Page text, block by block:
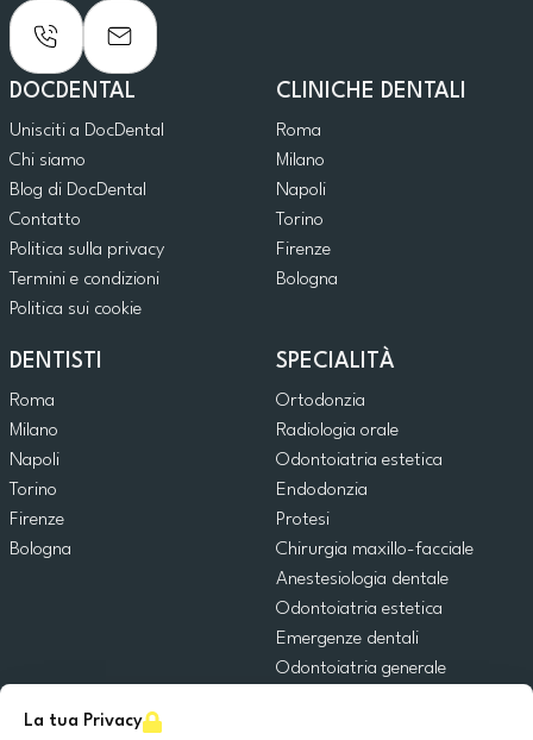
La tua Privacy
DOCDENTAL
Unisciti a DocDental
Chi siamo
Blog di DocDental
Contatto
Politica sulla privacy
Termini e condizioni
Politica sui cookie
CLINICHE DENTALI
Roma
Milano
Napoli
Torino
Firenze
Bologna
DENTISTI
Roma
Milano
Napoli
Torino
Firenze
Bologna
SPECIALITÀ
Ortodonzia
Radiologia orale
Odontoiatria estetica
Endodonzia
Protesi
Chirurgia maxillo-facciale
Anestesiologia dentale
Odontoiatria estetica
Emergenze dentali
Odontoiatria generale